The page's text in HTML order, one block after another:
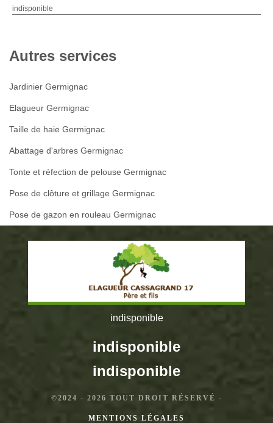
indisponible
Autres services
Jardinier Germignac
Elagueur Germignac
Taille de haie Germignac
Abattage d'arbres Germignac
Tonte et réfection de pelouse Germignac
Pose de clôture et grillage Germignac
Pose de gazon en rouleau Germignac
indisponible
indisponible
indisponible
©2024 - 2026 TOUT DROIT RÉSERVÉ -
MENTIONS LÉGALES